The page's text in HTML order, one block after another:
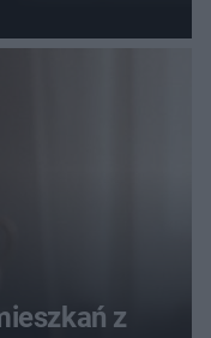
z